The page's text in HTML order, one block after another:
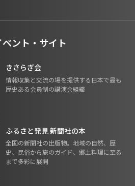
ント・サイト
きさらぎ会
情報収集と交流の場を提供する日本で最も
歴史ある会員制の講演会組織
ふるさと発見 新聞社の本
全国の新聞社の出版物。地域の自然、歴
史、民俗から旅のガイド、郷土料理に至る
まで多彩に展開